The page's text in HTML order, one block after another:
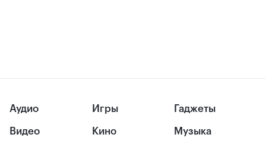
Аудио
Видео
Игры
Кино
Гаджеты
Музыка